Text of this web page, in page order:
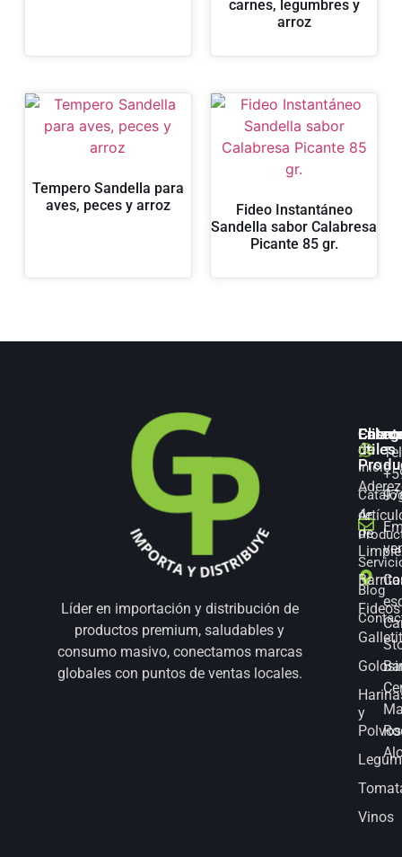
carnes, legumbres y
arroz
Tempero Sandella para
aves, peces y arroz
Fideo Instantáneo
Sandella sabor Calabresa
Picante 85 gr.
Líder en importación y distribución de
productos premium, saludables y
consumo masivo, conectamos marcas
globales con puntos de ventas locales.
de
de
Fideos
y
Polvos
Vinos
útiles
Inicio
de
Blog